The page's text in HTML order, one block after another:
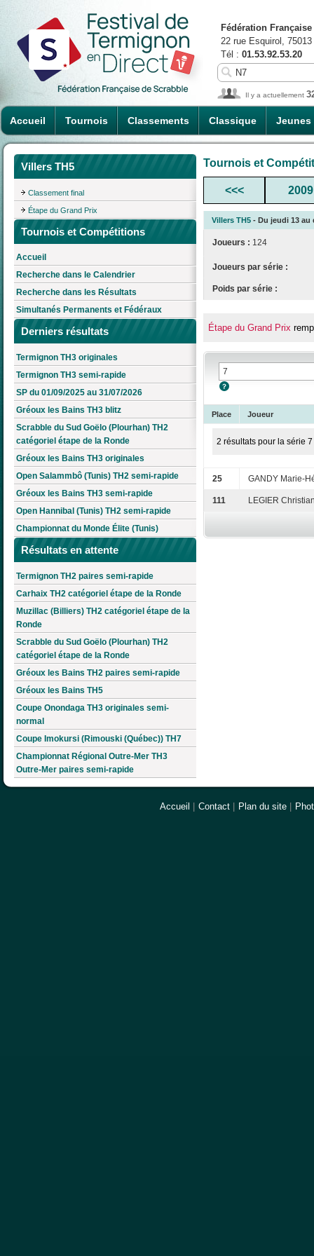
Accueil Tournois Classements Classique Jeunes
Fédération
22 rue Esquirol,
Tél : 01.53.92.53.20
Il y a actuellement
Villers TH5
Classement final
Étape du Grand Prix
Tournois et Compétitions
Accueil
Recherche dans le Calendrier
Recherche dans les Résultats
Simultanés Permanents et Fédéraux
Derniers résultats
Termignon TH3 originales
Termignon TH3 semi-rapide
SP du 01/09/2025 au 31/07/2026
Gréoux les Bains TH3 blitz
Scrabble du Sud Goëlo (Plourhan) TH2
catégoriel étape de la Ronde
Gréoux les Bains TH3 originales
Open Salammbô (Tunis) TH2 semi-rapide
Gréoux les Bains TH3 semi-rapide
Open Hannibal (Tunis) TH2 semi-rapide
Championnat du Monde Élite (Tunis)
Résultats en attente
Termignon TH2 paires semi-rapide
Carhaix TH2 catégoriel étape de la Ronde
Muzillac (Billiers) TH2 catégoriel étape de la
Ronde
Scrabble du Sud Goëlo (Plourhan) TH2
catégoriel étape de la Ronde
Gréoux les Bains TH2 paires semi-rapide
Gréoux les Bains TH5
Coupe Onondaga TH3 originales semi-
normal
Coupe Imokursi (Rimouski (Québec)) TH7
Championnat Régional Outre-Mer TH3
Outre-Mer paires semi-rapide
Tournois et
<<< 2009
Villers TH5 - Du jeudi 13 au
Joueurs : 124
Joueurs par série :
Poids par série :
Étape du Grand Prix
Place Joueur
2 résultats pour la série 7
25 GANDY Marie-
111 LEGIER
Accueil Contact Plan du site